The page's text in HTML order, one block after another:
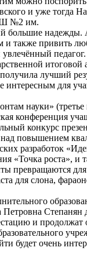
и уже тогда
№2 им.
большие надежды.
и также
лучший
для
науки»
конкурс
повышением
разработок
«Точка
превращаются
для слона,
и
будет очень